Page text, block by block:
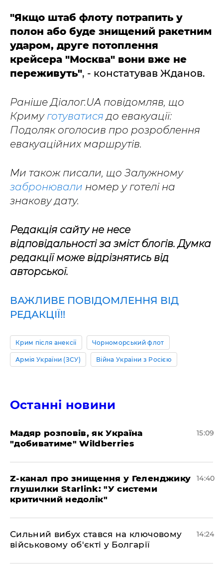
"Якщо штаб флоту потрапить у
полон або буде знищений ракетним
ударом, друге потоплення
крейсера "Москва" вони вже не
переживуть", - констатував Жданов.
Раніше Діалог.UA повідомляв, що
Криму готуватисядо евакуації:
Подоляк оголосив про розроблення
евакуаційних маршрутів.
Ми також писали, що Залужному
забронювали номер у готелі на
знакову дату.
Редакція сайту не несе
відповідальності за зміст блогів. Думка
редакції може відрізнятись від
авторської.
ВАЖЛИВЕ ПОВІДОМЛЕННЯ ВІД
РЕДАКЦІЇ!!
Крим після анексії Чорноморський флот
Армія України (ЗСУ) Війна України з Росією
Останні новини
Мадяр розповів, як Україна
"добиватиме" Wildberries
15:09
Z-канал про знищення у Геленджику
глушилки Starlink: "У системи
критичний недолік"
14:40
Сильний вибух стався на ключовому
військовому об'єкті у Болгарії
14:24